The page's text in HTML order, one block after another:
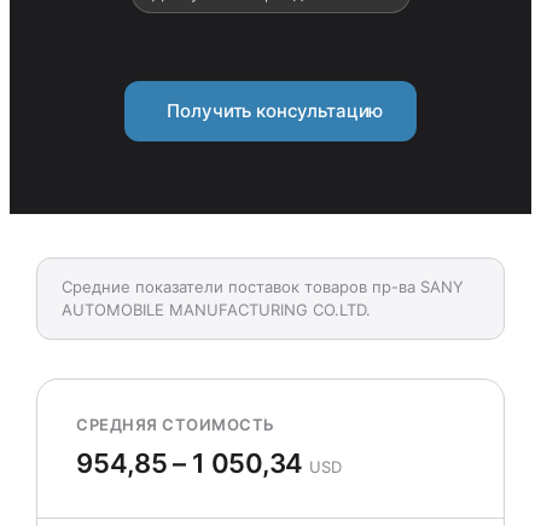
Получить консультацию
Средние показатели поставок товаров пр-ва SANY
AUTOMOBILE MANUFACTURING CO.LTD.
СРЕДНЯЯ СТОИМОСТЬ
954,85 – 1 050,34 USD